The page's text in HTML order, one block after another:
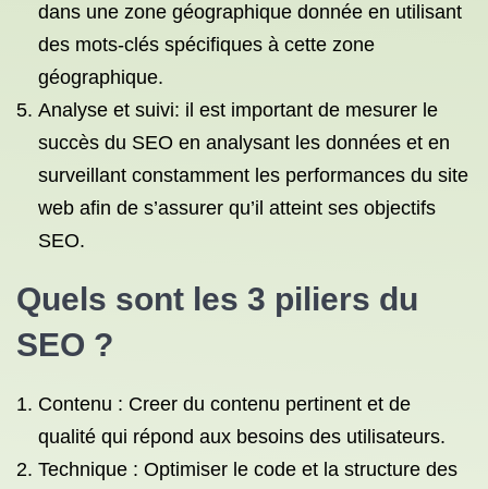
dans une zone géographique donnée en utilisant
des mots-clés spécifiques à cette zone
géographique.
Analyse et suivi: il est important de mesurer le
succès du SEO en analysant les données et en
surveillant constamment les performances du site
web afin de s’assurer qu’il atteint ses objectifs
SEO.
Quels sont les 3 piliers du
SEO ?
Contenu : Creer du contenu pertinent et de
qualité qui répond aux besoins des utilisateurs.
Technique : Optimiser le code et la structure des